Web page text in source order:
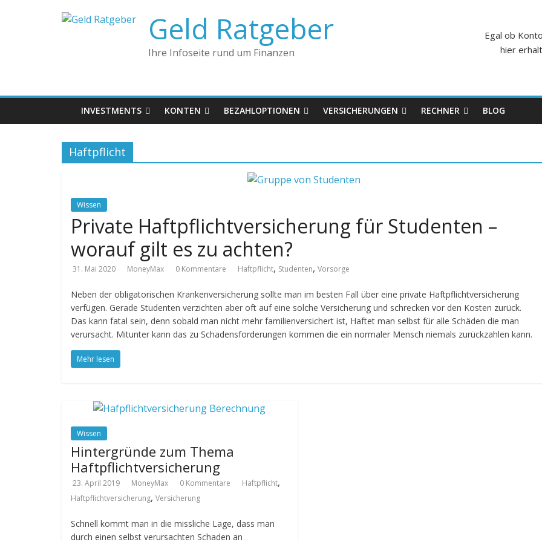
Geld Ratgeber
Ihre Infoseite rund um Finanzen
Egal ob
hier
INVESTMENTS KONTEN BEZAHLOPTIONEN VERSICHERUNGEN RECHNER BLOG
Haftpflicht
Wissen
Private Haftpflichtversicherung für Studenten –
worauf gilt es zu achten?
31. Mai 2020 MoneyMax 0 Kommentare Haftpflicht, Studenten, Vorsorge
Neben der obligatorischen Krankenversicherung sollte man im besten Fall über eine private Haftpflichtversicherung
verfügen. Gerade Studenten verzichten aber oft auf eine solche Versicherung und schrecken vor den Kosten zurück.
Das kann fatal sein, denn sobald man nicht mehr familienversichert ist, Haftet man selbst für alle Schäden die man
verursacht. Mitunter kann das zu Schadensforderungen kommen die ein normaler Mensch niemals zurückzahlen kann.
Mehr lesen
Wissen
Hintergründe zum Thema
Haftpflichtversicherung
23. April 2019 MoneyMax 0 Kommentare Haftpflicht,
Haftpflichtversicherung, Versicherung
Schnell kommt man in die missliche Lage, dass man
durch einen selbst verursachten Schaden an